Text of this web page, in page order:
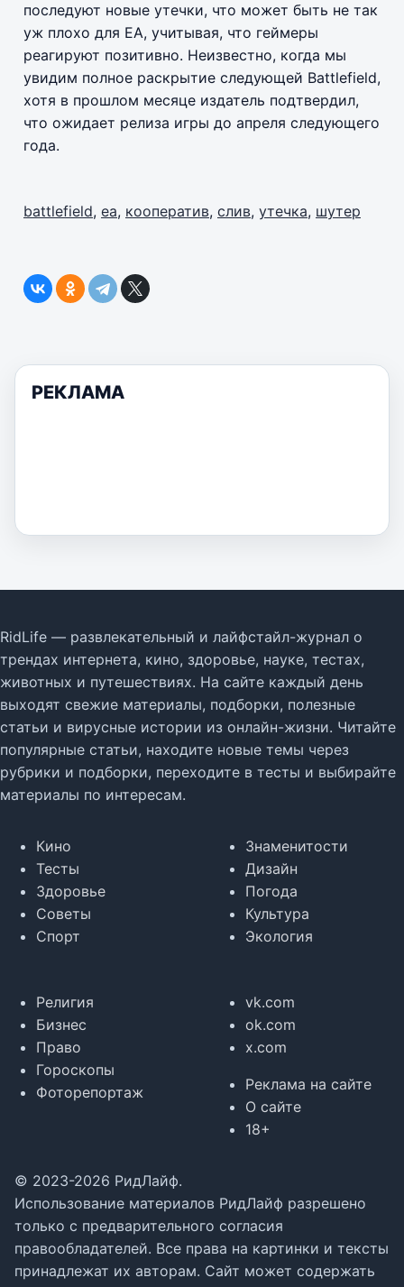
последуют новые утечки, что может быть не так
уж плохо для ЕА, учитывая, что геймеры
реагируют позитивно. Неизвестно, когда мы
увидим полное раскрытие следующей Battlefield,
хотя в прошлом месяце издатель подтвердил,
что ожидает релиза игры до апреля следующего
года.
battlefield, еа, кооператив, слив, утечка, шутер
РЕКЛАМА
RidLife — развлекательный и лайфстайл-журнал о
трендах интернета, кино, здоровье, науке, тестах,
животных и путешествиях. На сайте каждый день
выходят свежие материалы, подборки, полезные
статьи и вирусные истории из онлайн-жизни. Читайте
популярные статьи, находите новые темы через
рубрики и подборки, переходите в тесты и выбирайте
материалы по интересам.
Кино
Тесты
Здоровье
Советы
Спорт
Знаменитости
Дизайн
Погода
Культура
Экология
Религия
Бизнес
Право
Гороскопы
Фоторепортаж
vk.com
ok.com
x.com
Реклама на сайте
О сайте
18+
© 2023-2026 РидЛайф.
Использование материалов РидЛайф разрешено
только с предварительного согласия
правообладателей. Все права на картинки и тексты
принадлежат их авторам. Сайт может содержать